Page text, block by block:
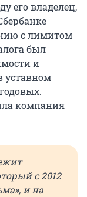
его владелец,
с лимитом
был
и
уставном
компания
с 2012
и на